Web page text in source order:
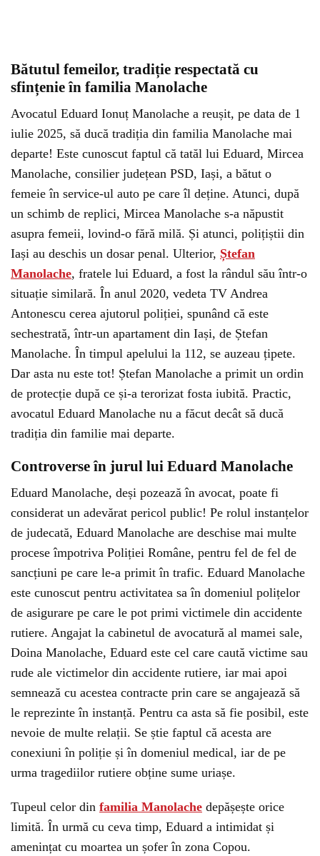
Bătutul femeilor, tradiție respectată cu
sfințenie în familia Manolache
Avocatul Eduard Ionuț Manolache a reușit, pe data de 1
iulie 2025, să ducă tradiția din familia Manolache mai
departe! Este cunoscut faptul că tatăl lui Eduard, Mircea
Manolache, consilier județean PSD, Iași, a bătut o
femeie în service-ul auto pe care îl deține. Atunci, după
un schimb de replici, Mircea Manolache s-a năpustit
asupra femeii, lovind-o fără milă. Și atunci, polițiștii din
Iași au deschis un dosar penal. Ulterior, Ștefan
Manolache, fratele lui Eduard, a fost la rândul său într-o
situație similară. În anul 2020, vedeta TV Andrea
Antonescu cerea ajutorul poliției, spunând că este
sechestrată, într-un apartament din Iași, de Ștefan
Manolache. În timpul apelului la 112, se auzeau țipete.
Dar asta nu este tot! Ștefan Manolache a primit un ordin
de protecție după ce și-a terorizat fosta iubită. Practic,
avocatul Eduard Manolache nu a făcut decât să ducă
tradiția din familie mai departe.
Controverse în jurul lui Eduard Manolache
Eduard Manolache, deși pozează în avocat, poate fi
considerat un adevărat pericol public! Pe rolul instanțelor
de judecată, Eduard Manolache are deschise mai multe
procese împotriva Poliției Române, pentru fel de fel de
sancțiuni pe care le-a primit în trafic. Eduard Manolache
este cunoscut pentru activitatea sa în domeniul polițelor
de asigurare pe care le pot primi victimele din accidente
rutiere. Angajat la cabinetul de avocatură al mamei sale,
Doina Manolache, Eduard este cel care caută victime sau
rude ale victimelor din accidente rutiere, iar mai apoi
semnează cu acestea contracte prin care se angajează să
le reprezinte în instanță. Pentru ca asta să fie posibil, este
nevoie de multe relații. Se știe faptul că acesta are
conexiuni în poliție și în domeniul medical, iar de pe
urma tragediilor rutiere obține sume uriașe.
Tupeul celor din familia Manolache depășește orice
limită. În urmă cu ceva timp, Eduard a intimidat și
amenințat cu moartea un șofer în zona Copou.